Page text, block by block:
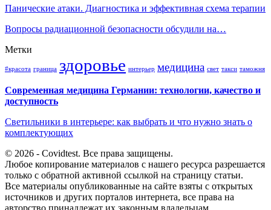
Панические атаки. Диагностика и эффективная схема терапии
Вопросы радиационной безопасности обсудили на…
Метки
#красота граница здоровье интерьер медицина свет такси таможня
Современная медицина Германии: технологии, качество и
доступность
Светильники в интерьере: как выбрать и что нужно знать о
комплектующих
© 2026 - Covidtest. Все права защищены.
Любое копирование материалов с нашего ресурса разрешается
только с обратной активной ссылкой на страницу статьи.
Все материалы опубликованные на сайте взяты с открытых
источников и других порталов интернета, все права на